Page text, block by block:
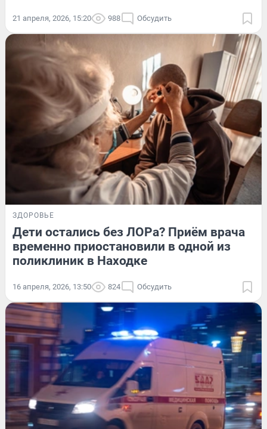
21 апреля, 2026, 15:20 988 Обсудить
ЗДОРОВЬЕ
Дети остались без ЛОРа? Приём врача
временно приостановили в одной из
поликлиник в Находке
16 апреля, 2026, 13:50 824 Обсудить